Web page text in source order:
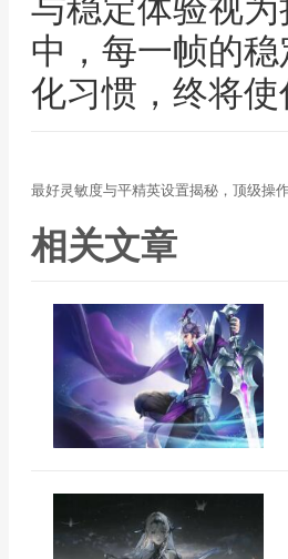
与稳定体验视
中，每一帧的
化习惯，终将
最好灵敏度与平精英设置揭秘，顶级操
相关文章